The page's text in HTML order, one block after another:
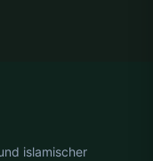
islamischer